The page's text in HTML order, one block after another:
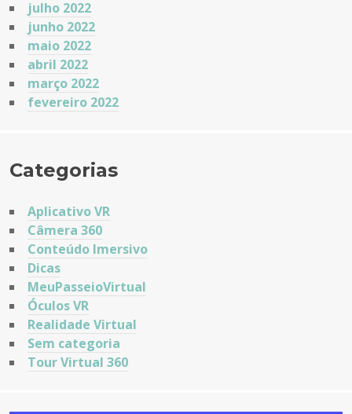
julho 2022
junho 2022
maio 2022
abril 2022
março 2022
fevereiro 2022
Categorias
Aplicativo VR
Câmera 360
Conteúdo Imersivo
Dicas
MeuPasseioVirtual
Óculos VR
Realidade Virtual
Sem categoria
Tour Virtual 360